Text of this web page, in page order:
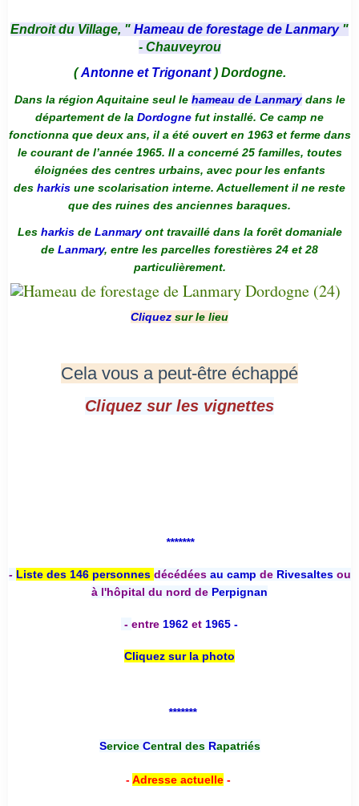
Endroit du Village, " Hameau de forestage de Lanmary "
- Chauveyrou
(Antonne et Trigonant) Dordogne.
Dans la région Aquitaine seul le hameau de Lanmarydans le
département de la Dordogne fut installé. Ce camp ne
fonctionna que deux ans, il a été ouvert en 1963 et ferme dans
le courant de l’année 1965. Il a concerné 25 familles, toutes
éloignées des centres urbains, avec pour les enfants
des harkis une scolarisation interne. Actuellement il ne reste
que des ruines des anciennes baraques.
Les harkis de Lanmaryont travaillé dans la forêt domaniale
de Lanmary, entre les parcelles forestières 24 et 28
particulièrement.
Cliquez sur le lieu
Cela vous a peut-être échappé
Cliquez sur les vignettes
*******
- Liste des 146 personnes décédées au camp deRivesaltesou
à l'hôpital du nord de Perpignan
- entre 1962 et 1965 -
Cliquez sur la photo
*******
Service Central desRapatriés
-Adresse actuelle-